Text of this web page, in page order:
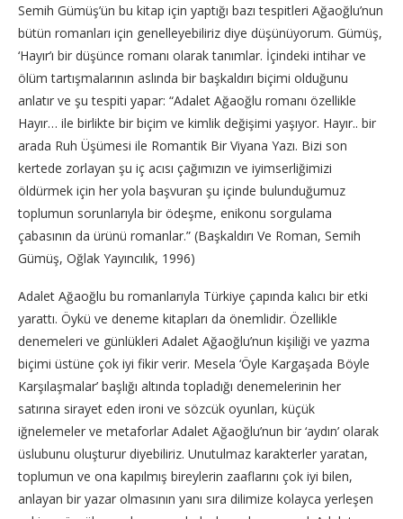
Semih Gümüş’ün bu kitap için yaptığı bazı tespitleri Ağaoğlu’nun
bütün romanları için genelleyebiliriz diye düşünüyorum. Gümüş,
‘Hayır’ı bir düşünce romanı olarak tanımlar. İçindeki intihar ve
ölüm tartışmalarının aslında bir başkaldırı biçimi olduğunu
anlatır ve şu tespiti yapar: “Adalet Ağaoğlu romanı özellikle
Hayır… ile birlikte bir biçim ve kimlik değişimi yaşıyor. Hayır.. bir
arada Ruh Üşümesi ile Romantik Bir Viyana Yazı. Bizi son
kertede zorlayan şu iç acısı çağımızın ve iyimserliğimizi
öldürmek için her yola başvuran şu içinde bulunduğumuz
toplumun sorunlarıyla bir ödeşme, enikonu sorgulama
çabasının da ürünü romanlar.” (Başkaldırı Ve Roman, Semih
Gümüş, Oğlak Yayıncılık, 1996)
Adalet Ağaoğlu bu romanlarıyla Türkiye çapında kalıcı bir etki
yarattı. Öykü ve deneme kitapları da önemlidir. Özellikle
denemeleri ve günlükleri Adalet Ağaoğlu’nun kişiliği ve yazma
biçimi üstüne çok iyi fikir verir. Mesela ‘Öyle Kargaşada Böyle
Karşılaşmalar’ başlığı altında topladığı denemelerinin her
satırına sirayet eden ironi ve sözcük oyunları, küçük
iğnelemeler ve metaforlar Adalet Ağaoğlu’nun bir ‘aydın’ olarak
üslubunu oluşturur diyebiliriz. Unutulmaz karakterler yaratan,
toplumun ve ona kapılmış bireylerin zaaflarını çok iyi bilen,
anlayan bir yazar olmasının yanı sıra dilimize kolayca yerleşen